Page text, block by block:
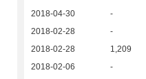
2018-04-30 -
2018-02-28 -
2018-02-28 1,209
2018-02-06 -